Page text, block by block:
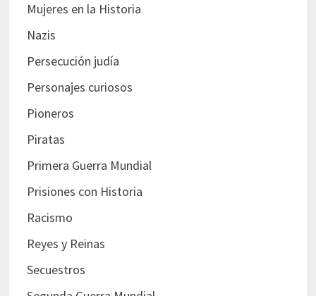
Mujeres en la Historia
Nazis
Persecución judía
Personajes curiosos
Pioneros
Piratas
Primera Guerra Mundial
Prisiones con Historia
Racismo
Reyes y Reinas
Secuestros